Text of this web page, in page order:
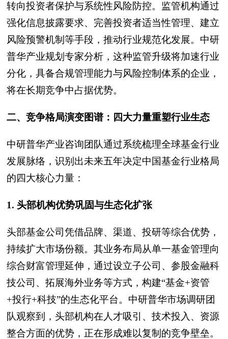
转向投资者保护与系统性风险防控。监管机构通过
强化信息披露要求、完善投资者适当性管理、建立
风险预警机制等手段，推动行业规范化发展。中研
普华产业规划专家分析，这种监管升级将加速行业
分化，具备合规管理能力与风险控制体系的企业，
将在长期竞争中占据优势。
二、竞争格局演变图谱：四大力量重塑行业生态
中研普华产业咨询团队通过系统梳理全球基金行业
发展脉络，识别出未来五年决定中国基金行业格局
的四大核心力量：
1. 头部机构优势巩固与生态化扩张
头部基金公司凭借品牌、渠道、投研等综合优势，
持续扩大市场份额。其业务布局从单一基金管理向
综合财富管理延伸，通过设立子公司、参股金融科
技公司、拓展海外业务等方式，构建“基金+资管
+投行+科技”的生态化平台。中研普华市场调研团
队观察到，头部机构在人才吸引、技术投入、资源
整合方面的优势，正在形成难以复制的竞争壁垒。